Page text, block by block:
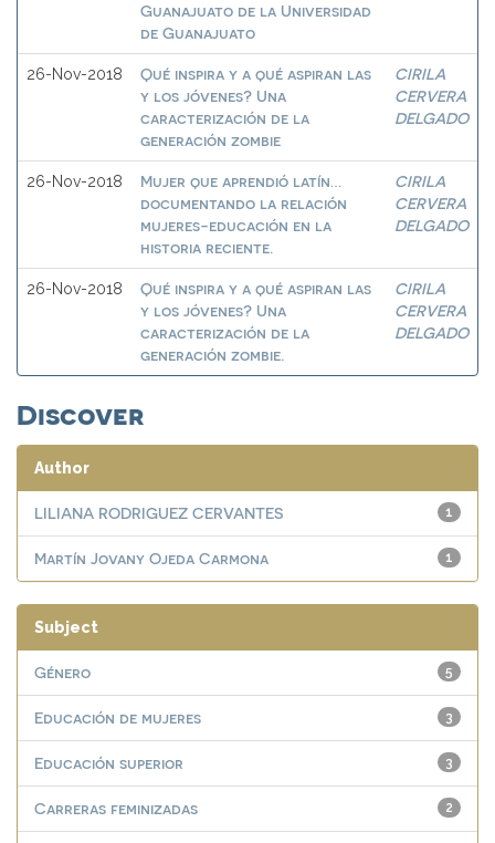
Guanajuato de la Universidad
de Guanajuato
26-Nov-2018
Qué inspira y a qué aspiran las
y los jóvenes? Una
caracterización de la
generación zombie
CIRILA
CERVERA
DELGADO
26-Nov-2018
Mujer que aprendió latín…
documentando la relación
mujeres-educación en la
historia reciente.
CIRILA
CERVERA
DELGADO
26-Nov-2018
Qué inspira y a qué aspiran las
y los jóvenes? Una
caracterización de la
generación zombie.
CIRILA
CERVERA
DELGADO
Discover
Author
1
LILIANA RODRIGUEZ CERVANTES
1
Martín Jovany Ojeda Carmona
Subject
5
Género
3
Educación de mujeres
3
Educación superior
2
Carreras feminizadas